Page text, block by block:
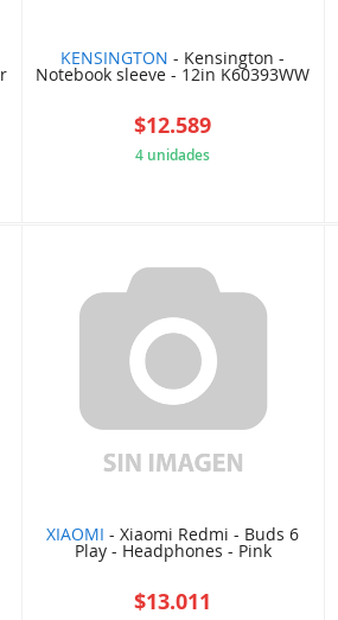
KENSINGTON - Kensington -
Notebook sleeve - 12in K60393WW
$12.589
4 unidades
XIAOMI - Xiaomi Redmi - Buds 6
Play - Headphones - Pink
$13.011